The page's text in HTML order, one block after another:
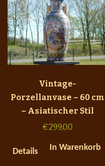
Vintage-
Porzellanvase – 60 cm
– Asiatischer Stil
€299,00
Details In Warenkorb